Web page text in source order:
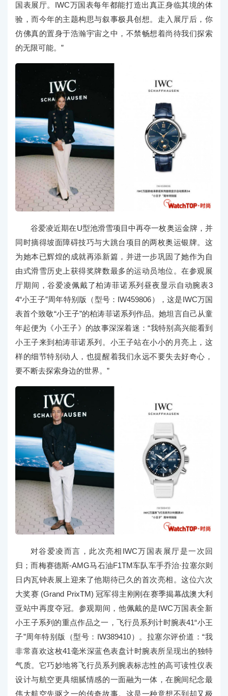
国表展厅。IWC万国表每年都能打造出真正身临其境的体
验，而今年的主题构思与叙事极具创想。走入展厅后，你
仿佛真的置身于浩瀚宇宙之中，不禁畅想着尚待我们探索
的无限可能。”
谷爱凌近期在U型池滑雪项目中再夺一枚奥运金牌，并
同时摘得坡面障碍技巧与大跳台项目的两枚奥运银牌。这
为她本已辉煌的成就再添新篇，并进一步巩固了她作为自
由式滑雪历史上获得奖牌数最多的运动员地位。在参观展
厅期间，谷爱凌佩戴了柏涛菲诺系列昼夜显示自动腕表3
4“小王子”周年特别版（型号：IW459806），这是IWC万国
表首个致敬“小王子”的柏涛菲诺系列作品。她坦言自己从童
年起便为《小王子》的故事深深着迷：“我特别高兴能看到
小王子来到柏涛菲诺系列。小王子站在小小的月亮上，这
样的细节特别动人，也提醒着我们永远不要失去好奇心，
要不断去探索身边的世界。”
对谷爱凌而言，此次亮相IWC万国表展厅是一次回
归；而梅赛德斯-AMG马石油F1TM车队车手乔治·拉塞尔则
日内瓦钟表展上迎来了他期待已久的首次亮相。这位六次
大奖赛 (Grand PrixTM) 冠军得主刚刚在赛季揭幕战澳大利
亚站中再度夺冠。参观期间，他佩戴的是IWC万国表全新
小王子系列的重点作品之一，飞行员系列计时腕表41“小王
子”周年特别版（型号：IW389410）。拉塞尔评价道：“我
非常喜欢这枚41毫米深蓝色表盘计时腕表所呈现出的独特
气质。它巧妙地将飞行员系列腕表标志性的高可读性仪表
设计与航空更具细腻情感的一面融为一体，在腕间纪念最
伟大航空先驱之一的传奇故事。这是一种意想不到却又极